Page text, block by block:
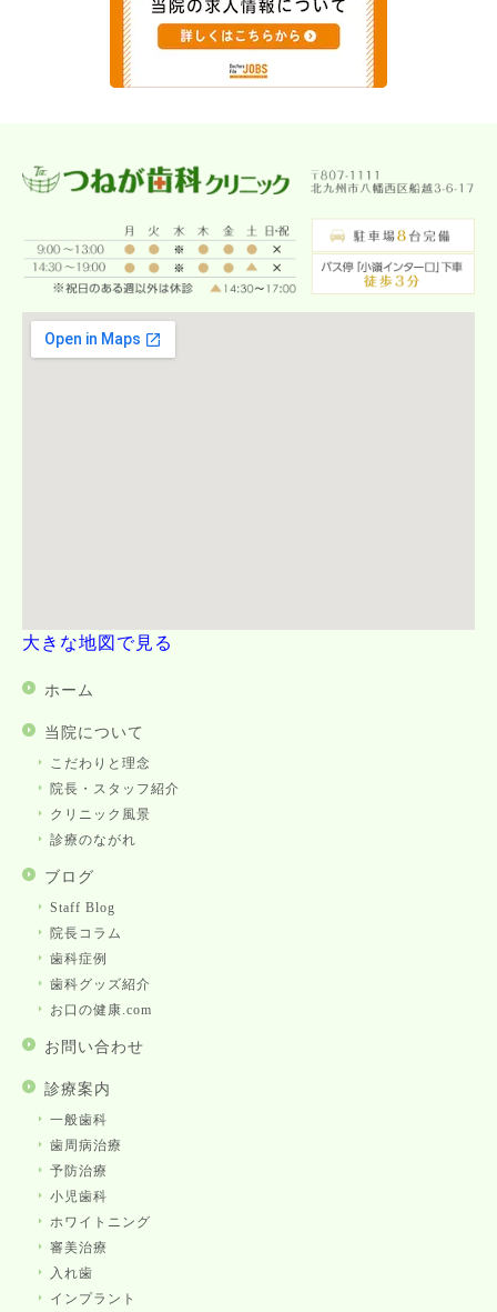
大きな地図で見る
ホーム
当院について
こだわりと理念
院長・スタッフ紹介
クリニック風景
診療のながれ
ブログ
Staff Blog
院長コラム
歯科症例
歯科グッズ紹介
お口の健康.com
お問い合わせ
診療案内
一般歯科
歯周病治療
予防治療
小児歯科
ホワイトニング
審美治療
入れ歯
インプラント